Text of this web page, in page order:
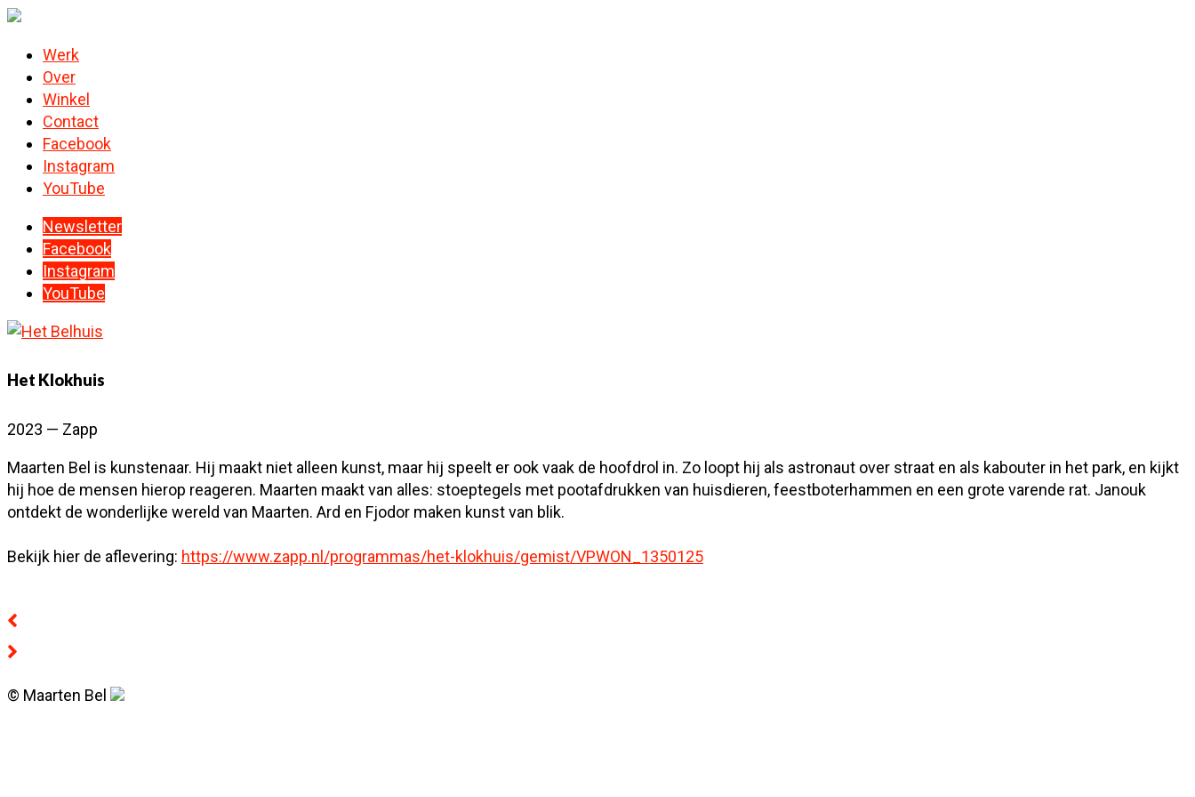
Werk
Over
Winkel
Contact
Facebook
Instagram
YouTube
Newsletter
Facebook
Instagram
YouTube
Het Klokhuis
2023 — Zapp
Maarten Bel is kunstenaar. Hij maakt niet alleen kunst, maar hij speelt er ook vaak de hoofdrol in. Zo loopt hij als astronaut over straat en als kabouter in het park, en kijkt
hij hoe de mensen hierop reageren. Maarten maakt van alles: stoeptegels met pootafdrukken van huisdieren, feestboterhammen en een grote varende rat. Janouk
ontdekt de wonderlijke wereld van Maarten. Ard en Fjodor maken kunst van blik.
Bekijk hier de aflevering: https://www.zapp.nl/programmas/het-klokhuis/gemist/VPWON_1350125
© Maarten Bel